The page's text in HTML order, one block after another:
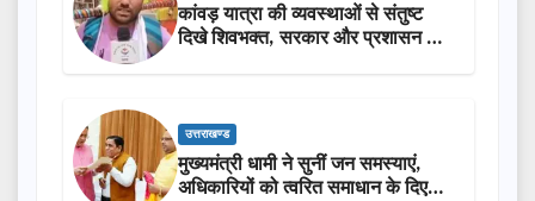
कांवड़ यात्रा की व्यवस्थाओं से संतुष्ट
दिखे शिवभक्त, सरकार और प्रशासन की
उत्तराखण्ड
मुख्यमंत्री धामी ने सुनीं जन समस्याएं,
अधिकारियों को त्वरित समाधान के दिए